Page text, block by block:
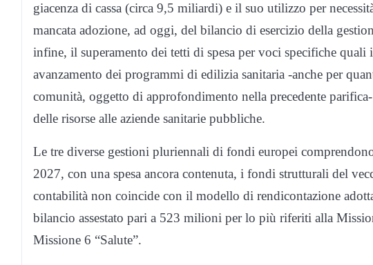
giacenza di cassa (circa 9,5 miliardi) e il suo utilizzo per
mancata adozione, ad oggi, del bilancio di esercizio della
infine, il superamento dei tetti di spesa per voci specifiche
avanzamento dei programmi di edilizia sanitaria -anche per
comunità, oggetto di approfondimento nella precedente
delle risorse alle aziende sanitarie pubbliche.
Le tre diverse gestioni pluriennali di fondi europei
2027, con una spesa ancora contenuta, i fondi strutturali del
contabilità non coincide con il modello di rendicontazione
bilancio assestato pari a 523 milioni per lo più riferiti alla
Missione 6 “Salute”.